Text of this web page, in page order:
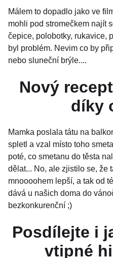
Málem to dopadlo jako ve
mohli pod stromečkem najít
čepice, polobotky, rukavice,
byl problém. Nevim co by
nebo sluneční brýle....
Nový
díky
Mamka poslala tátu na
spletl a vzal místo toho
poté, co smetanu do těsta
dělat... No, ale zjistilo se, že
mnoooohem lepší, a tak od
dává u našich doma do
bezkonkurenční ;)
Posdílejte i
vtipné